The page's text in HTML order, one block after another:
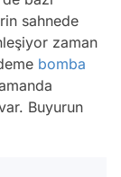
sahnede
zaman
bomba
Buyurun